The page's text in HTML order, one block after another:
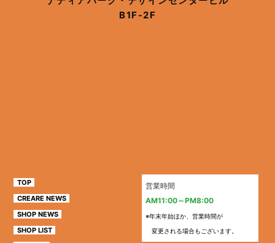
B1F-2F
TOP
CREARE NEWS
SHOP NEWS
SHOP LIST
営業時間
AM11:00～PM8:00
※年末年始ほか、営業時間が
変更される場合もございます。